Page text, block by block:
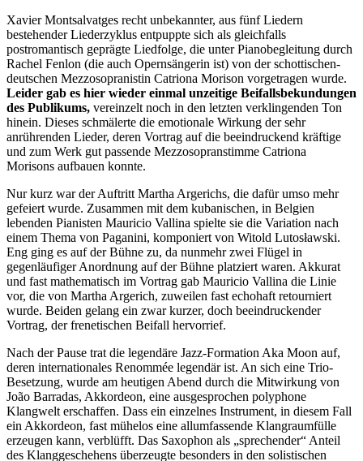
Xavier Montsalvatges recht unbekannter, aus fünf Liedern
bestehender Liederzyklus entpuppte sich als gleichfalls
postromantisch geprägte Liedfolge, die unter Pianobegleitung durch
Rachel Fenlon (die auch Opernsängerin ist) von der schottischen-
deutschen Mezzosopranistin Catriona Morison vorgetragen wurde.
Leider gab es hier wieder einmal unzeitige Beifallsbekundungen
des Publikums, vereinzelt noch in den letzten verklingenden Ton
hinein. Dieses schmälerte die emotionale Wirkung der sehr
anrührenden Lieder, deren Vortrag auf die beeindruckend kräftige
und zum Werk gut passende Mezzosopranstimme Catriona
Morisons aufbauen konnte.
Nur kurz war der Auftritt Martha Argerichs, die dafür umso mehr
gefeiert wurde. Zusammen mit dem kubanischen, in Belgien
lebenden Pianisten Mauricio Vallina spielte sie die Variation nach
einem Thema von Paganini, komponiert von Witold Lutosławski.
Eng ging es auf der Bühne zu, da nunmehr zwei Flügel in
gegenläufiger Anordnung auf der Bühne platziert waren. Akkurat
und fast mathematisch im Vortrag gab Mauricio Vallina die Linie
vor, die von Martha Argerich, zuweilen fast echohaft retourniert
wurde. Beiden gelang ein zwar kurzer, doch beeindruckender
Vortrag, der frenetischen Beifall hervorrief.
Nach der Pause trat die legendäre Jazz-Formation Aka Moon auf,
deren internationales Renommée legendär ist. An sich eine Trio-
Besetzung, wurde am heutigen Abend durch die Mitwirkung von
João Barradas, Akkordeon, eine ausgesprochen polyphone
Klangwelt erschaffen. Dass ein einzelnes Instrument, in diesem Fall
ein Akkordeon, fast mühelos eine allumfassende Klangraumfülle
erzeugen kann, verblüfft. Das Saxophon als „sprechender“ Anteil
des Klanggeschehens überzeugte besonders in den solistischen